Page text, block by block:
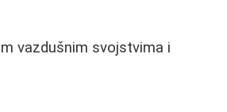
vazdušnim svojstvima i